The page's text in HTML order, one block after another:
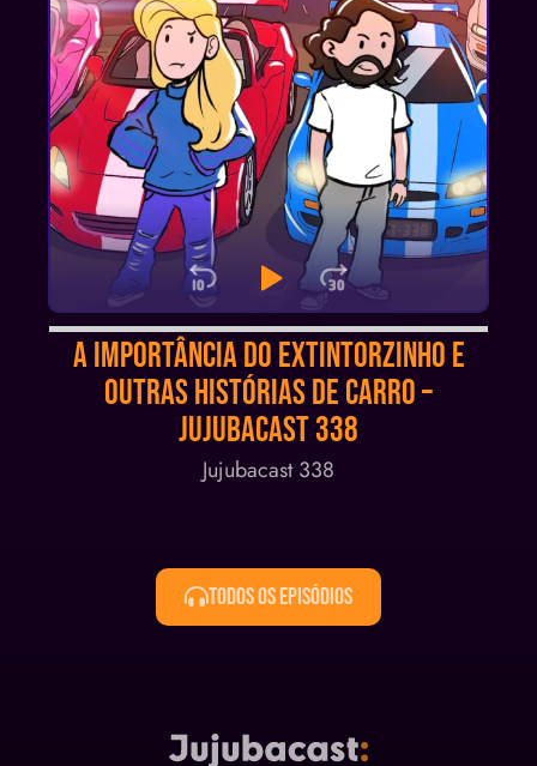
Audio
Player
Skip Backward
Play Pause
Jump
A importância do extintorzinho e
OUTRAS histórias de carro –
Jujubacast 338
Jujubacast 338
Todos os Episódios